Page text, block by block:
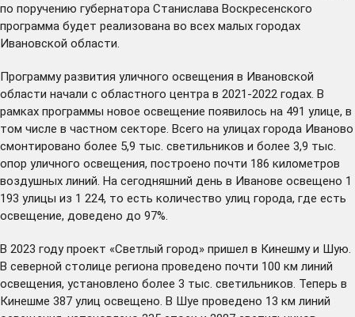
по поручению губернатора Станислава Воскресенского
программа будет реализована во всех малых городах
Ивановской области.
Программу развития уличного освещения в Ивановской
области начали с областного центра в 2021-2022 годах. В
рамках программы новое освещение появилось на 491 улице, в
том числе в частном секторе. Всего на улицах города Иваново
смонтировано более 5,9 тыс. светильников и более 3,9 тыс.
опор уличного освещения, построено почти 186 километров
воздушных линий. На сегодняшний день в Иванове освещено 1
193 улицы из 1 224, то есть количество улиц города, где есть
освещение, доведено до 97%.
В 2023 году проект «Светлый город» пришел в Кинешму и Шую.
В северной столице региона проведено почти 100 км линий
освещения, установлено более 3 тыс. светильников. Теперь в
Кинешме 387 улиц освещено. В Шуе проведено 13 км линий